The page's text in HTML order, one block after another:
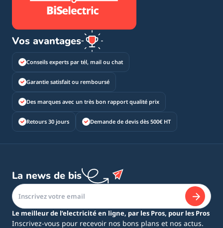
Vos avantages
Conseils experts par tél, mail ou chat
Garantie satisfait ou remboursé
Des marques avec un très bon rapport qualité prix
Retours 30 jours Demande de devis dès 500€ HT
La news de bis
Le meilleur de l’electricité en ligne, par les Pros, pour les Pros
Inscrivez-vous pour recevoir nos bons plans et nos actus.